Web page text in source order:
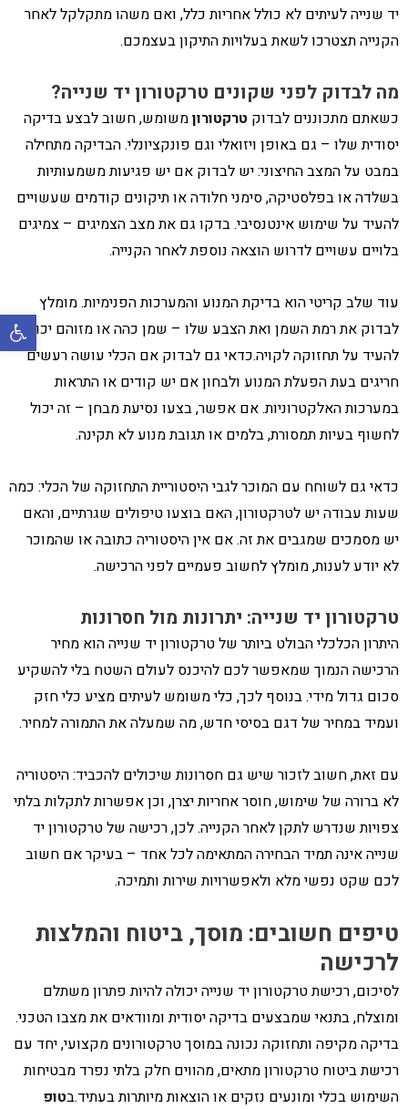
יד שנייה לעיתים לא כולל אחריות כלל, ואם משהו מתקלקל לאחר
הקנייה תצטרכו לשאת בעלויות התיקון בעצמכם.
מה לבדוק לפני שקונים טרקטורון יד שנייה?
כשאתם מתכוננים לבדוק טרקטורוןמשומש, חשוב לבצע בדיקה
יסודית שלו – גם באופן ויזואלי וגם פונקציונלי. הבדיקה מתחילה
במבט על המצב החיצוני: יש לבדוק אם יש פגיעות משמעותיות
בשלדה או בפלסטיקה, סימני חלודה או תיקונים קודמים שעשויים
להעיד על שימוש אינטנסיבי. בדקו גם את מצב הצמיגים – צמיגים
בלויים עשויים לדרוש הוצאה נוספת לאחר הקנייה.
עוד שלב קריטי הוא בדיקת המנוע והמערכות הפנימיות. מומלץ
לבדוק את רמת השמן ואת הצבע שלו – שמן כהה או מזוהם יכול
להעיד על תחזוקה לקויה.כדאי גם לבדוק אם הכלי עושה רעשים
חריגים בעת הפעלת המנוע ולבחון אם יש קודים או התראות
במערכות האלקטרוניות. אם אפשר, בצעו נסיעת מבחן – זה יכול
לחשוף בעיות תמסורת, בלמים או תגובת מנוע לא תקינה.
כדאי גם לשוחח עם המוכר לגבי היסטוריית התחזוקה של הכלי: כמה
שעות עבודה יש לטרקטורון, האם בוצעו טיפולים שגרתיים, והאם
יש מסמכים שמגבים את זה. אם אין היסטוריה כתובה או שהמוכר
לא יודע לענות, מומלץ לחשוב פעמיים לפני הרכישה.
טרקטורון יד שנייה: יתרונות מול חסרונות
היתרון הכלכלי הבולט ביותר של טרקטורון יד שנייה הוא מחיר
הרכישה הנמוך שמאפשר לכם להיכנס לעולם השטח בלי להשקיע
סכום גדול מידי. בנוסף לכך, כלי משומש לעיתים מציע כלי חזק
ועמיד במחיר של דגם בסיסי חדש, מה שמעלה את התמורה למחיר.
עם זאת, חשוב לזכור שיש גם חסרונות שיכולים להכביד: היסטוריה
לא ברורה של שימוש, חוסר אחריות יצרן, וכן אפשרות לתקלות בלתי
צפויות שנדרש לתקן לאחר הקנייה. לכן, רכישה של טרקטורון יד
שנייה אינה תמיד הבחירה המתאימה לכל אחד – בעיקר אם חשוב
לכם שקט נפשי מלא ולאפשרויות שירות ותמיכה.
טיפים חשובים: מוסך, ביטוח והמלצות
לרכישה
לסיכום, רכישת טרקטורון יד שנייה יכולה להיות פתרון משתלם
ומוצלח, בתנאי שמבצעים בדיקה יסודית ומוודאים את מצבו הטכני.
בדיקה מקיפה ותחזוקה נכונה במוסך טרקטורונים מקצועי, יחד עם
רכישת ביטוח טרקטורון מתאים, מהווים חלק בלתי נפרד מבטיחות
השימוש בכלי ומונעים נזקים או הוצאות מיותרות בעתיד.בטופ
פתח